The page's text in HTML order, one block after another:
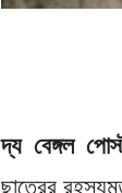
দ্য বেঙ্গল
ছাত্রের